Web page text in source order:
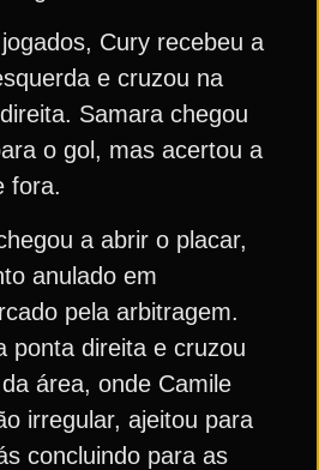
Cury recebeu a
e cruzou na
Samara chegou
o gol, mas acertou a
fora.
a abrir o placar,
anulado em
pela arbitragem.
ponta direita e cruzou
área, onde Camile
irregular, ajeitou para
concluindo para as